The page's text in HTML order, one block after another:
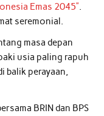
Emas 2045”.
seremonial.
masa depan
usia paling rapuh
balik perayaan,
BRIN dan BPS